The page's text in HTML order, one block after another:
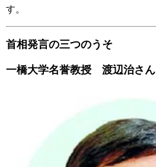
す。
首相発言の三つのうそ
一橋大学名誉教授 渡辺治さん